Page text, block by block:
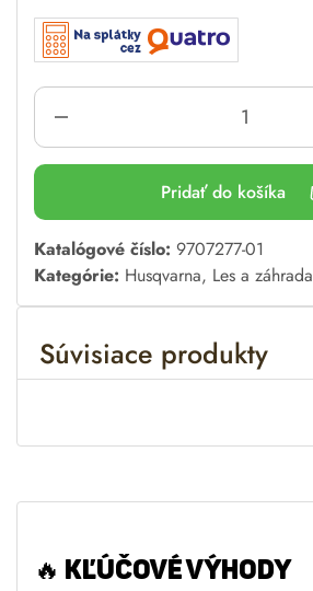
Pridať do košíka
A
l
t
n
e
Katalógové číslo: 9707277-01
Kategórie: Husqvarna, Les a záhrada
Súvisiace produkty
🔥 KĽÚČOVÉ VÝHODY